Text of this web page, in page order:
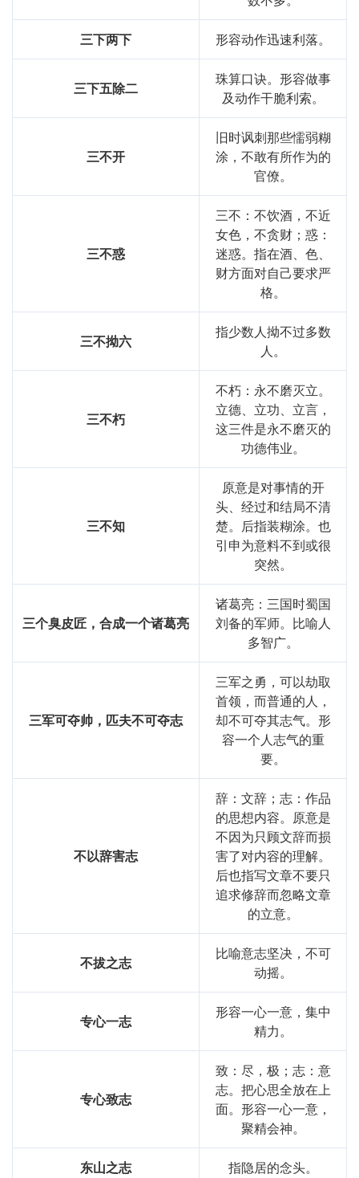
调坚持的价值。在许多文化中，努力与坚持也是被广泛认可
的重要品质。
反思与总结
，我深刻理解到坚持与努力的重要性。
这不仅在语言学中是必要的，更是在生活的各个方面都至关
重要。这个成语提醒我，无论遇到怎样的困难，只要努力追
字义分解
致 志
sān
三
三下两下 形容动作迅速利落。
三下五除二
珠算口诀。形容做事
及动作干脆利索。
三不开
旧时讽刺那些懦弱糊
涂，不敢有所作为的
官僚。
三不惑
三不：不饮酒，不近
女色，不贪财；惑：
迷惑。指在酒、色、
财方面对自己要求严
格。
三不拗六
指少数人拗不过多数
人。
三不朽
不朽：永不磨灭立。
立德、立功、立言，
这三件是永不磨灭的
功德伟业。
三不知
原意是对事情的开
头、经过和结局不清
楚。后指装糊涂。也
引申为意料不到或很
突然。
三个臭皮匠，合成一个诸葛亮
诸葛亮：三国时蜀国
刘备的军师。比喻人
多智广。
三军可夺帅，匹夫不可夺志
三军之勇，可以劫取
首领，而普通的人，
却不可夺其志气。形
容一个人志气的重
要。
不以辞害志
辞：文辞；志：作品
的思想内容。原意是
不因为只顾文辞而损
害了对内容的理解。
后也指写文章不要只
追求修辞而忽略文章
的立意。
不拔之志
比喻意志坚决，不可
动摇。
专心一志
形容一心一意，集中
精力。
专心致志
致：尽，极；志：意
志。把心思全放在上
面。形容一心一意，
聚精会神。
东山之志 指隐居的念头。